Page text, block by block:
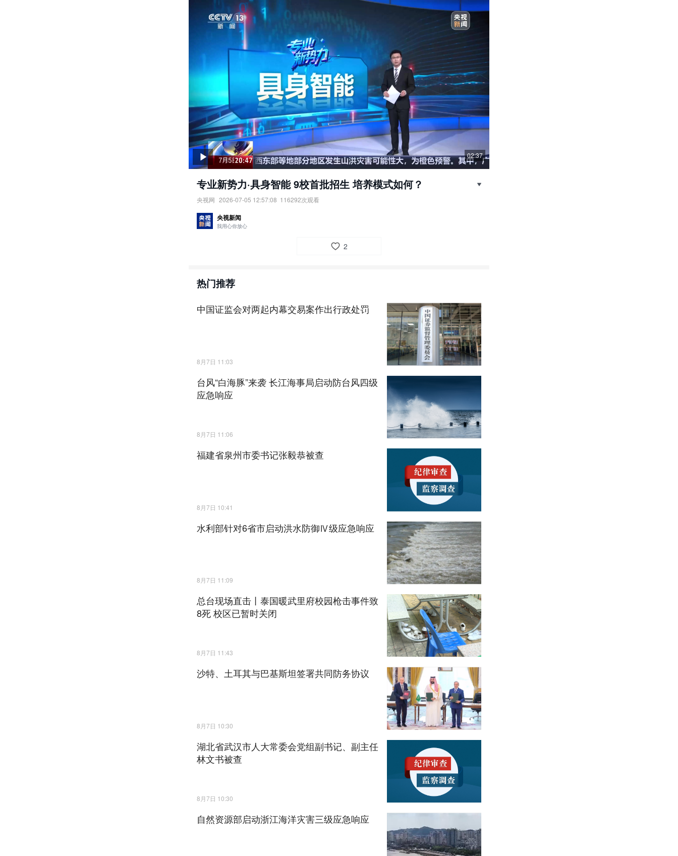
02:37
专业新势力·具身智能 9校首批招生 培养模式如何？
央视网 2026-07-05 12:57:08 116292次观看
责任编辑：央视网
央视新闻
我用心你放心
2
热门推荐
中国证监会对两起内幕交易案作出行政处罚
8月7日 11:03
台风“白海豚”来袭 长江海事局启动防台风四级
应急响应
8月7日 11:06
福建省泉州市委书记张毅恭被查
8月7日 10:41
水利部针对6省市启动洪水防御Ⅳ级应急响应
8月7日 11:09
总台现场直击丨泰国暖武里府校园枪击事件致
8死 校区已暂时关闭
8月7日 11:43
沙特、土耳其与巴基斯坦签署共同防务协议
8月7日 10:30
湖北省武汉市人大常委会党组副书记、副主任
林文书被查
8月7日 10:30
自然资源部启动浙江海洋灾害三级应急响应